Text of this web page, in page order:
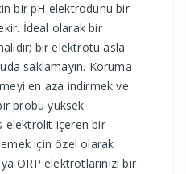
bir pH elektrodunu bir
İdeal olarak bir
bir elektrotu asla
saklamayın. Koruma
en aza indirmek ve
probu yüksek
elektrolit içeren bir
için özel olarak
ORP elektrotlarınızı bir